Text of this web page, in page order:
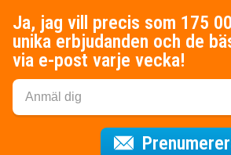
Ja, jag vill precis som 175
unika erbjudanden och de
via e-post varje vecka!